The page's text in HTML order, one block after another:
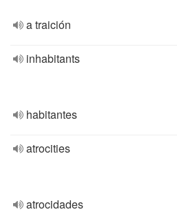
a traición
inhabitants
habitantes
atrocities
atrocidades